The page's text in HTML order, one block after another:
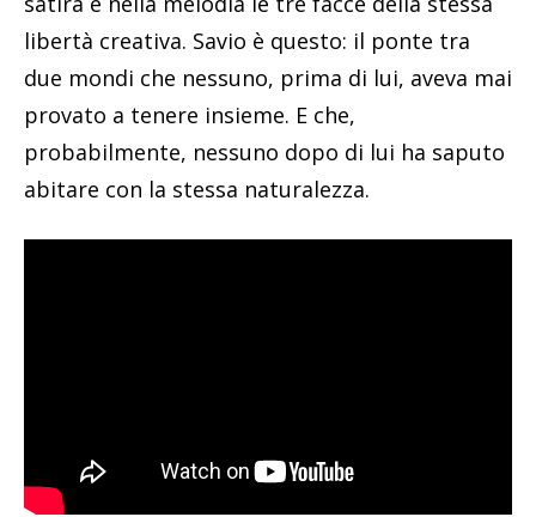
libertà creativa. Savio è questo: il ponte tra
due mondi che nessuno, prima di lui, aveva mai
provato a tenere insieme. E che,
probabilmente, nessuno dopo di lui ha saputo
abitare con la stessa naturalezza.